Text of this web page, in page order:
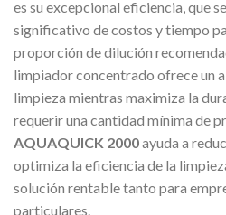
es su excepcional eficiencia, que
significativo de costos y tiempo
proporción de dilución
limpiador concentrado ofrece un
limpieza mientras maximiza la
requerir una cantidad mínima de
AQUAQUICK 2000ayuda a
optimiza la eficiencia de la
solución rentable tanto para
particulares.